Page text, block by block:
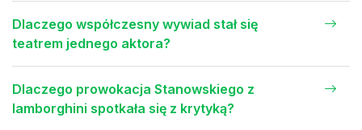
Dlaczego współczesny wywiad stał się
teatrem jednego aktora?
Dlaczego prowokacja Stanowskiego z
lamborghini spotkała się z krytyką?